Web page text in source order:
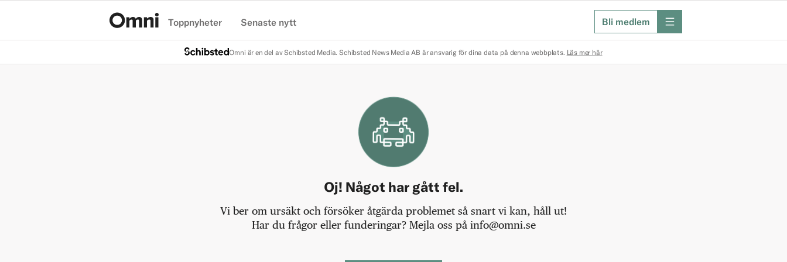
Toppnyheter Senaste nytt Bli medlem meny
Omni är en del av Schibsted Media. Schibsted News Media AB är ansvarig för dina data på denna webbplats. Läs mer här
Oj! Något har gått fel.
Vi ber om ursäkt och försöker åtgärda problemet så snart vi kan, håll ut!
Har du frågor eller funderingar? Mejla oss på info@omni.se